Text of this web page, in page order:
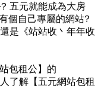
五元就能成為大房
個自己專屬的網站?
是《站站收丶年年收
包租公】的
了解【五元網站包租